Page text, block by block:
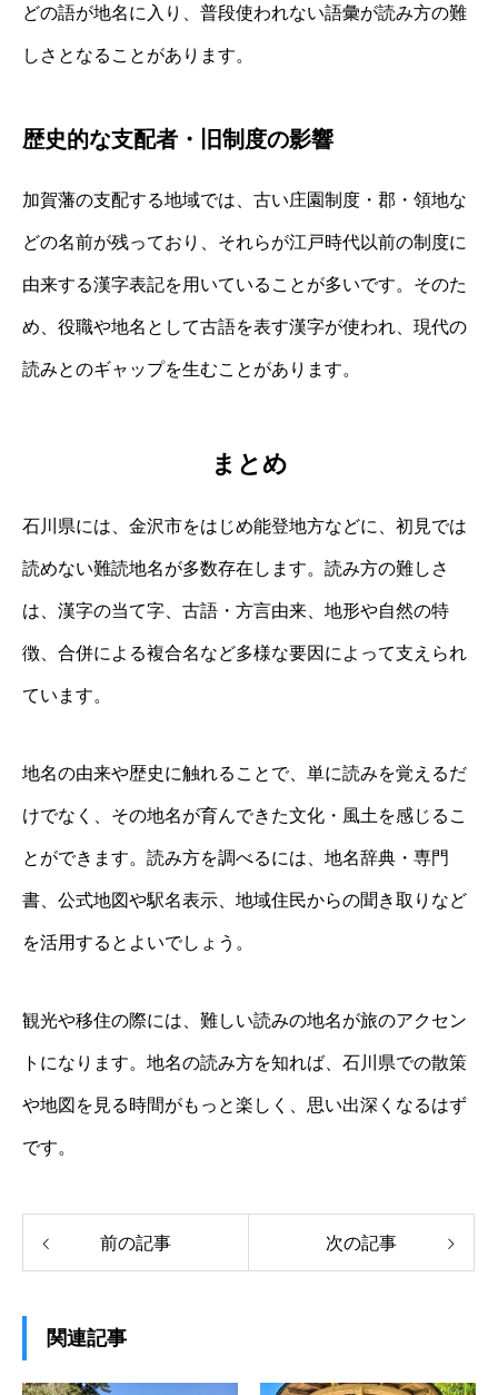
どの語が地名に入り、普段使われない語彙が読み方の難
しさとなることがあります。
歴史的な支配者・旧制度の影響
加賀藩の支配する地域では、古い庄園制度・郡・領地な
どの名前が残っており、それらが江戸時代以前の制度に
由来する漢字表記を用いていることが多いです。そのた
め、役職や地名として古語を表す漢字が使われ、現代の
読みとのギャップを生むことがあります。
まとめ
石川県には、金沢市をはじめ能登地方などに、初見では
読めない難読地名が多数存在します。読み方の難しさ
は、漢字の当て字、古語・方言由来、地形や自然の特
徴、合併による複合名など多様な要因によって支えられ
ています。
地名の由来や歴史に触れることで、単に読みを覚えるだ
けでなく、その地名が育んできた文化・風土を感じるこ
とができます。読み方を調べるには、地名辞典・専門
書、公式地図や駅名表示、地域住民からの聞き取りなど
を活用するとよいでしょう。
観光や移住の際には、難しい読みの地名が旅のアクセン
トになります。地名の読み方を知れば、石川県での散策
や地図を見る時間がもっと楽しく、思い出深くなるはず
です。
前の記事 次の記事
関連記事